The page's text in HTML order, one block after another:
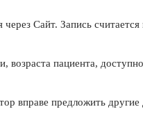
Сайт. Запись
возраста пациента,
вправе предложить другие